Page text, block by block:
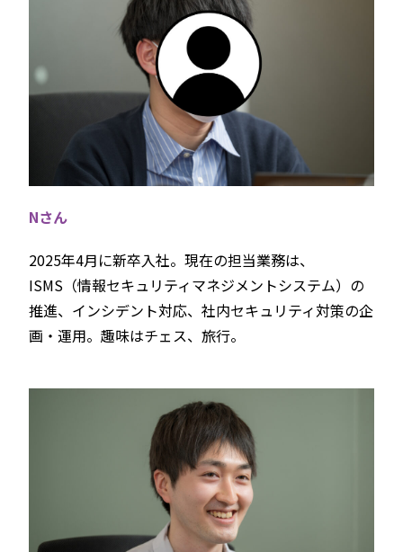
Nさん
2025年4⽉に新卒入社。現在の担当業務は、
ISMS（情報セキュリティマネジメントシステム）の
推進、インシデント対応、社内セキュリティ対策の企
画・運用。趣味はチェス、旅行。